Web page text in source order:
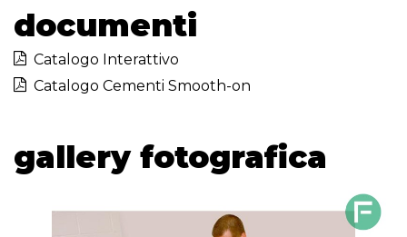
documenti
Catalogo Interattivo
Catalogo Cementi Smooth-on
gallery fotografica